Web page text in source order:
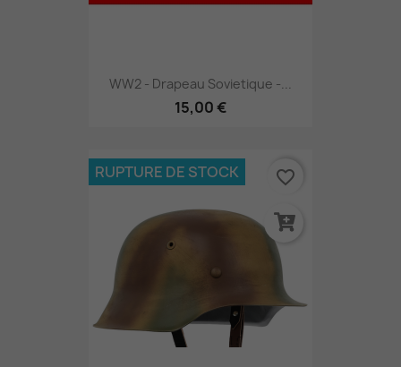
WW2 - Drapeau Sovietique -...
15,00 €
RUPTURE DE STOCK favorite_border